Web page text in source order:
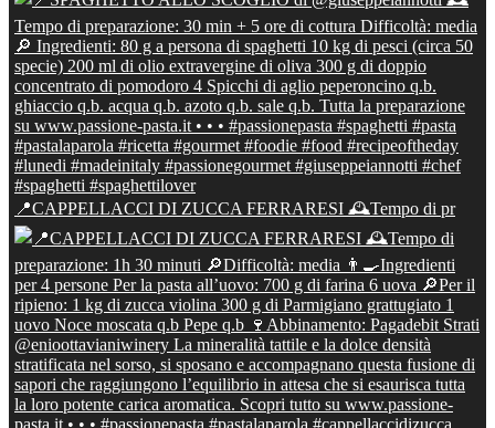
📍CAPPELLACCI DI ZUCCA FERRARESI 🕰Tempo di pr